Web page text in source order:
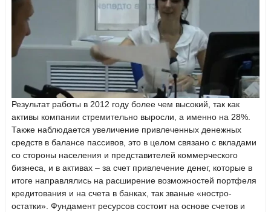
Результат работы в 2012 году более чем высокий, так как
активы компании стремительно выросли, а именно на 28%.
Также наблюдается увеличение привлеченных денежных
средств в балансе пассивов, это в целом связано с вкладами
со стороны населения и представителей коммерческого
бизнеса, и в активах – за счет привлечение денег, которые в
итоге направлялись на расширение возможностей портфеля
кредитования и на счета в банках, так званые «ностро-
остатки». Фундамент ресурсов состоит на основе счетов и